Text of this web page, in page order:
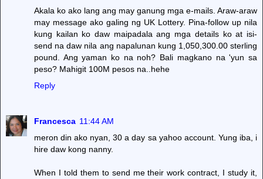
Akala ko ako lang ang may ganung mga e-mails. Araw-araw
may message ako galing ng UK Lottery. Pina-follow up nila
kung kailan ko daw maipadala ang mga details ko at isi-
send na daw nila ang napalunan kung 1,050,300.00 sterling
pound. Ang yaman ko na noh? Bali magkano na 'yun sa
peso? Mahigit 100M pesos na..hehe
Reply
Francesca 11:44 AM
meron din ako nyan, 30 a day sa yahoo account. Yung iba, i
hire daw kong nanny.
When I told them to send me their work contract, I study it,